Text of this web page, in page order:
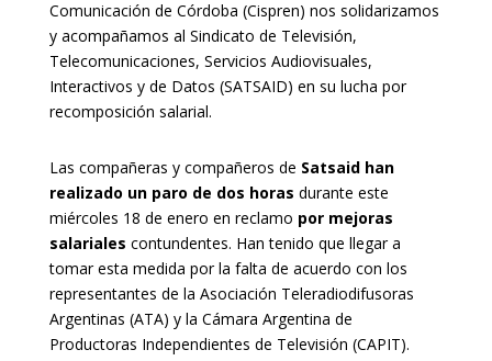
Comunicación de Córdoba (Cispren) nos solidarizamos
y acompañamos al Sindicato de Televisión,
Telecomunicaciones, Servicios Audiovisuales,
Interactivos y de Datos (SATSAID) en su lucha por
recomposición salarial.
Las compañeras y compañeros de Satsaid han
realizado un paro de dos horas durante este
miércoles 18 de enero en reclamo por mejoras
salariales contundentes. Han tenido que llegar a
tomar esta medida por la falta de acuerdo con los
representantes de la Asociación Teleradiodifusoras
Argentinas (ATA) y la Cámara Argentina de
Productoras Independientes de Televisión (CAPIT).